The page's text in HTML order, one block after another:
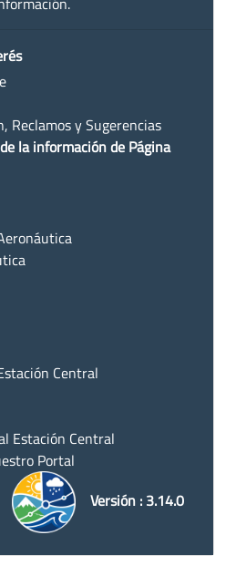
Reclamos y Sugerencias
la información de Página
Central
Estación Central
Portal
Versión : 3.14.0